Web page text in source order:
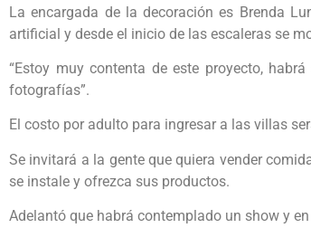
La encargada de la decoración es Brenda
artificial y desde el inicio de las escaleras se
“Estoy muy contenta de este proyecto,
fotografías”.
El costo por adulto para ingresar a las villas
Se invitará a la gente que quiera vender
se instale y ofrezca sus productos.
Adelantó que habrá contemplado un show y